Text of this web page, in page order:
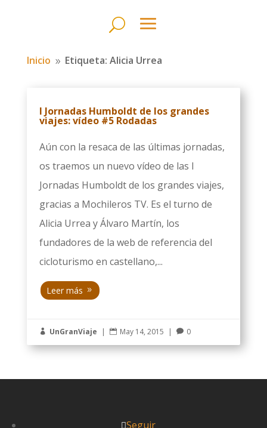
Inicio 9 Etiqueta: Alicia Urrea
I Jornadas Humboldt de los grandes
viajes: vídeo #5 Rodadas
Aún con la resaca de las últimas jornadas,
os traemos un nuevo vídeo de las I
Jornadas Humboldt de los grandes viajes,
gracias a Mochileros TV. Es el turno de
Alicia Urrea y Álvaro Martín, los
fundadores de la web de referencia del
cicloturismo en castellano,...
Leer más
 UnGranViaje |  May 14, 2015 |  0
Seguir